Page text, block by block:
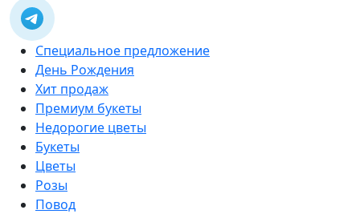
Специальное предложение
День Рождения
Хит продаж
Премиум букеты
Недорогие цветы
Букеты
Цветы
Розы
Повод